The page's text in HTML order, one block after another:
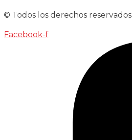
© Todos los derechos reservados
Facebook-f